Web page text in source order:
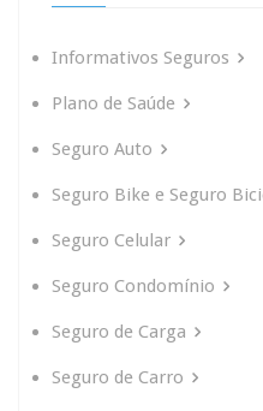
Informativos Seguros
Plano de Saúde
Seguro Auto
Seguro Bike e Seguro
Seguro Celular
Seguro Condomínio
Seguro de Carga
Seguro de Carro